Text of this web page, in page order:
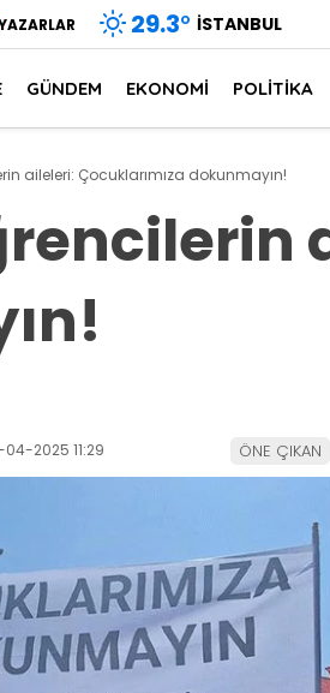
29.3° İSTANBUL
GÜNDEM EKONOMİ POLİTİKA
aileleri: Çocuklarımıza dokunmayın!
2025 11:29 ÖNE ÇIKAN